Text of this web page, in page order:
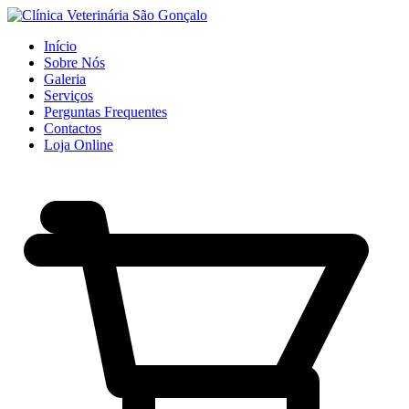
Início
Sobre Nós
Galeria
Serviços
Perguntas Frequentes
Contactos
Loja Online